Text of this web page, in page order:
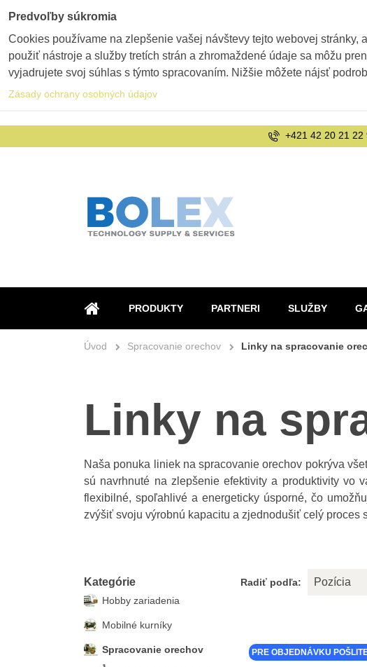
ÚVOD
PRODUKTY PARTNERI SLUŽBY
+421 42 20 21 22
Úvod Spracovanie orechov Linky na spracovanie
Linky na
Naša ponuka liniek na spracovanie orechov pokrýva
sú navrhnuté na zlepšenie efektivity a produktivity vo
flexibilné, spoľahlivé a energeticky úsporné, čo
zvýšiť svoju výrobnú kapacitu a zjednodušiť celý proces
Radiť podľa: Pozícia
PRE OBJEDNÁVKU
Kategórie
Hobby zariadenia
Mobilné kurníky
Spracovanie orechov
Predvoľby súkromia
Cookies používame na zlepšenie vašej návštevy tejto webovej
použiť nástroje a služby tretích strán a zhromaždené údaje sa môžu
vyjadrujete svoj súhlas s týmto spracovaním. Nižšie môžete nájsť
Zásady ochrany osobných údajov